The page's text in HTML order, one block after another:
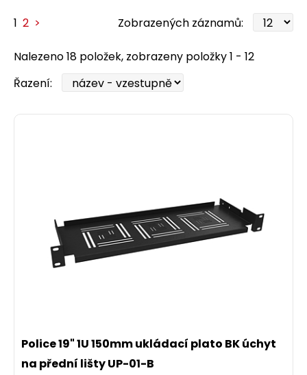
1 2 > Zobrazených záznamů:
Nalezeno 18 položek, zobrazeny položky 1 - 12
Řazení:
Police 19" 1U 150mm ukládací plato BK úchyt
na přední lišty UP-01-B